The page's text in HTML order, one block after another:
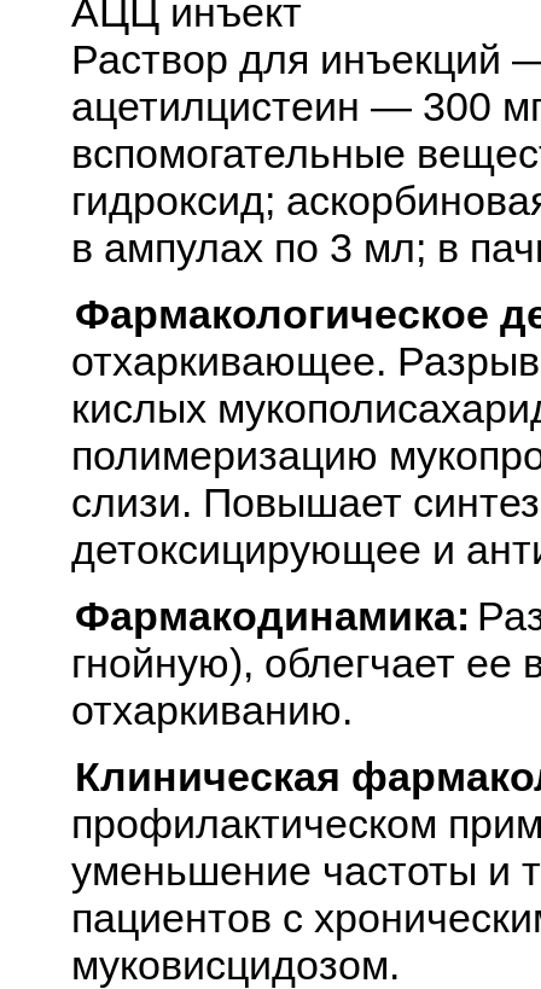
АЦЦ инъект
Раствор для инъекций
ацетилцистеин — 300
вспомогательные
гидроксид;
в ампулах по 3 мл; в
Фармакологическое
отхаркивающее.
кислых
полимеризацию
слизи. Повышает
детоксицирующее и
Фармакодинамика:
гнойную), облегчает ее
отхаркиванию.
Клиническая
профилактическом
уменьшение частоты и
пациентов с
муковисцидозом.